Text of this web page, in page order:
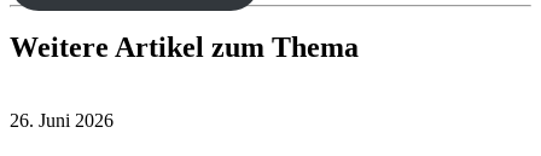
Weitere Artikel zum Thema
26. Juni 2026